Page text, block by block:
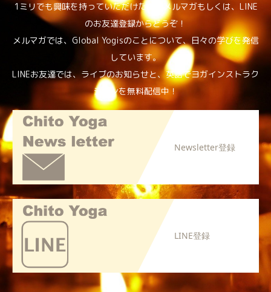
1ミリでも興味を持っていただけたら、メルマガもしくは、LINE
のお友達登録からどうぞ！
メルマガでは、Global Yogisのことについて、日々の学びを発信
しています。
LINEお友達では、ライブのお知らせと、英語でヨガインストラク
ションを無料配信中！
Newsletter登録
LINE登録